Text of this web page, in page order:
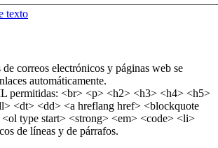
texto
correos electrónicos y páginas web se
automáticamente.
permitidas: <br> <p> <h2> <h3> <h4> <h5>
<dt> <dd> <a hreflang href> <blockquote
type start> <strong> <em> <code> <li>
de líneas y de párrafos.